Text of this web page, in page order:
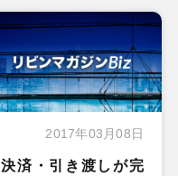
2017年03月08日
決済・引き渡しが完